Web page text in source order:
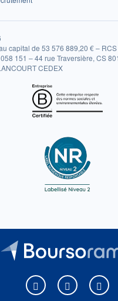
capital de 53 576 889,20 € –
151 – 44 rue Traversière, CS
CEDEX
Boursorama sur